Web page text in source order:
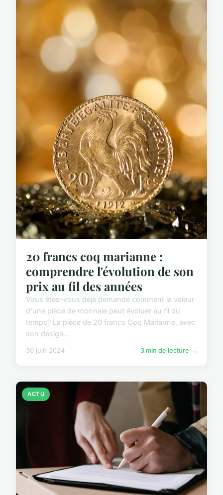
20 francs coq marianne :
comprendre l'évolution de son
prix au fil des années
Vous êtes-vous déjà demandé comment la valeur
d'une pièce de monnaie peut évoluer au fil du
temps? La pièce de 20 francs Coq Marianne, avec
son design...
30 juin 2024 3 min de lecture →
ACTU